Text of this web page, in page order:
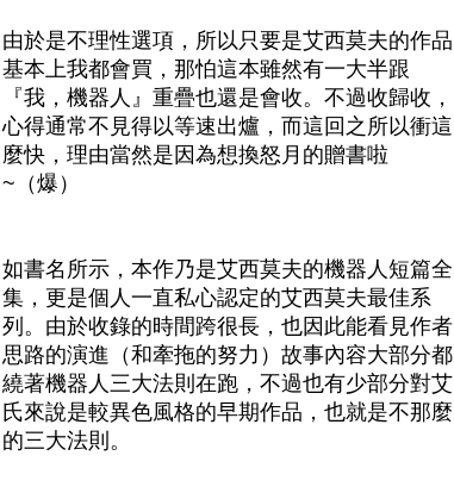
由於是不理性選項，所以只要是艾西莫夫的作品
基本上我都會買，那怕這本雖然有一大半跟
『我，機器人』重疊也還是會收。不過收歸收，
心得通常不見得以等速出爐，而這回之所以衝這
麼快，理由當然是因為想換怒月的贈書啦
~（爆）
如書名所示，本作乃是艾西莫夫的機器人短篇全
集，更是個人一直私心認定的艾西莫夫最佳系
列。由於收錄的時間跨很長，也因此能看見作者
思路的演進（和牽拖的努力）故事內容大部分都
繞著機器人三大法則在跑，不過也有少部分對艾
氏來說是較異色風格的早期作品，也就是不那麼
的三大法則。